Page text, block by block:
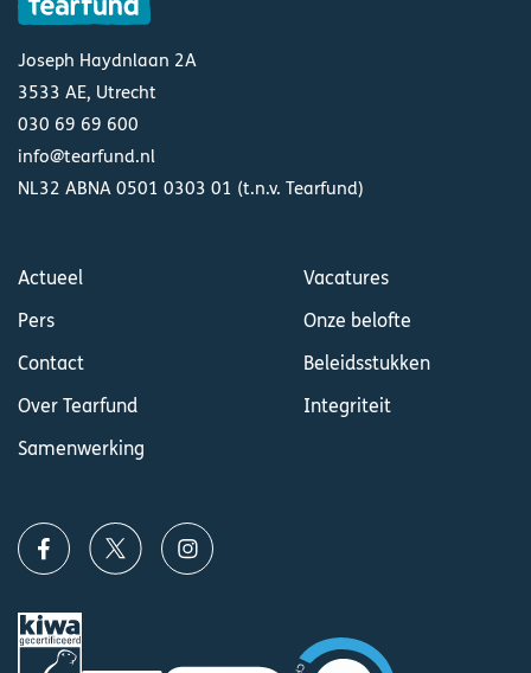
Joseph Haydnlaan 2A
3533 AE, Utrecht
030 69 69 600
info@tearfund.nl
NL32 ABNA 0501 0303 01 (t.n.v. Tearfund)
Actueel
Pers
Contact
Over Tearfund
Samenwerking
Vacatures
Onze belofte
Beleidsstukken
Integriteit